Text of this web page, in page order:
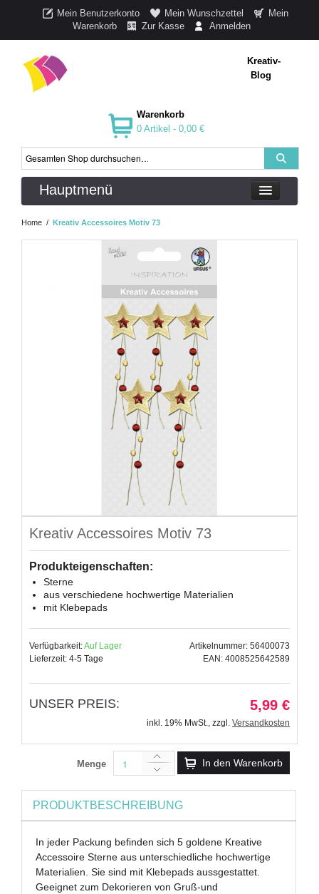
Mein Benutzerkonto Mein Wunschzettel
Mein
Warenkorb
Zur Kasse Anmelden
Kreativ-
Blog
Warenkorb
0 Artikel - 0,00 €
Hauptmenü
Home / Kreativ Accessoires Motiv 73
Kreativ Accessoires Motiv 73
Produkteigenschaften:
Sterne
aus verschiedene hochwertige Materialien
mit Klebepads
Verfügbarkeit:Auf Lager
Lieferzeit: 4-5 Tage
Artikelnummer: 56400073
EAN: 4008525642589
UNSER PREIS: 5,99 €
inkl. 19% MwSt., zzgl. Versandkosten
Menge In den Warenkorb
PRODUKTBESCHREIBUNG
In jeder Packung befinden sich 5 goldene Kreative
Accessoire Sterne aus unterschiedliche hochwertige
Materialien. Sie sind mit Klebepads aussgestattet.
Geeignet zum Dekorieren von Gruß-und